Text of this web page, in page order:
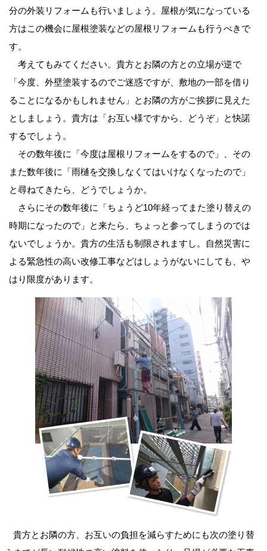
分の外装リフォームも行いましょう。屋根が気になっている
方はこの機会に屋根塗装などの屋根リフォームも行うべきで
す。
考えてもみてください。貴方とお隣の方との立場が逆で
「今度、外壁塗装するのでご迷惑ですが、敷地の一部を借り
ることになるかもしれません」とお隣の方がご挨拶に見えた
としましょう。貴方は「お互い様ですから、どうぞ」と快諾
するでしょう。
その数年後に「今度は屋根リフォームをするので」、その
また数年後に「雨樋を交換しなくてはいけなくなったので」
と尋ねてきたら、どうでしょうか。
さらにその数年後に「ちょうど10年経ってまた塗り替えの
時期になったので」と来たら、ちょっと参ってしまうのでは
ないでしょうか。貴方の生活も制限されますし。自然災害に
よる緊急性の高い改修工事などはしょうがないにしても、や
はり限度があります。
貴方とお隣の方、お互いの負担を減らすためにも次の塗り替